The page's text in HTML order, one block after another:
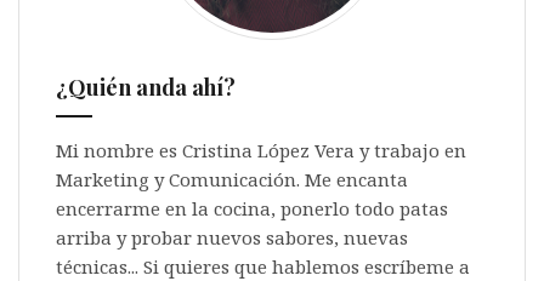
¿Quién anda ahí?
Mi nombre es Cristina López Vera y trabajo en
Marketing y Comunicación. Me encanta
encerrarme en la cocina, ponerlo todo patas
arriba y probar nuevos sabores, nuevas
técnicas... Si quieres que hablemos escríbeme a